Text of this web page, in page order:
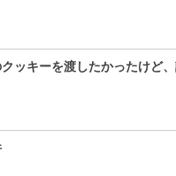
ッキーを渡したかったけど